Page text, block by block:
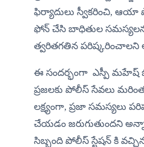
ఫిర్యాదులు స్వీకరించి, ఆయా
ఫోన్ చేసి బాధితుల
త్వరితగతిన పరిష్కరించాలని
ఈ సందర్భంగా  ఎస్పీ మహేష్
ప్రజలకు పోలీస్ సేవలు
లక్ష్యంగా, ప్రజా సమస్యలు
చేయడం జరుగుతుందని
సిబ్బంది పోలీస్ స్టేషన్ కి